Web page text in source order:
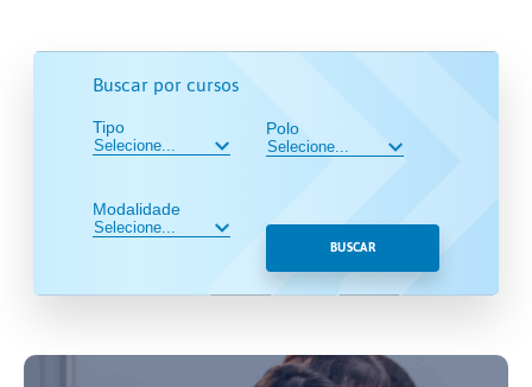
Buscar por cursos
Tipo
Modalidade
Polo
BUSCAR